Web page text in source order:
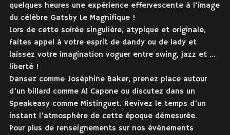
quelques heures une expérience effervescente à l’image
du célèbre Gatsby Le Magnifique !
Lors de cette soirée singulière, atypique et originale,
faites appel à votre esprit de dandy ou de lady et
laissez votre imagination voguer entre swing, jazz et …
liberté !
Dansez comme Joséphine Baker, prenez place autour
d’un billard comme Al Capone ou discutez dans un
Speakeasy comme Mistinguet. Revivez le temps d’un
instant l’atmosphère de cette époque démesurée.
Pour plus de renseignements sur nos évènements